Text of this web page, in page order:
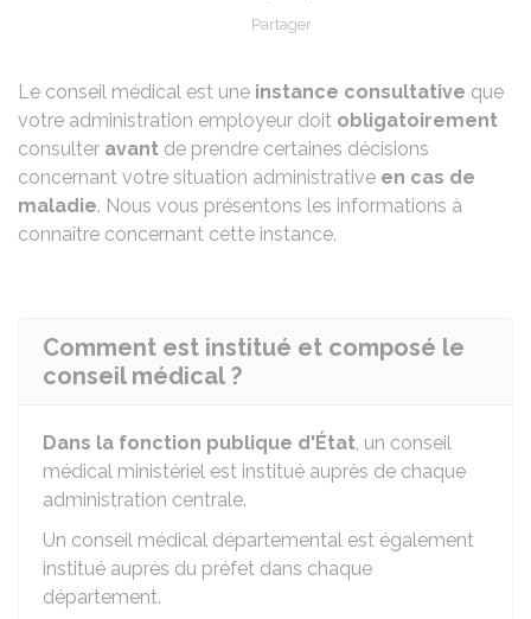
Partager
Le conseil médical est une instance consultative que
votre administration employeur doit obligatoirement
consulter avant de prendre certaines décisions
concernant votre situation administrative en cas de
maladie. Nous vous présentons les informations à
connaître concernant cette instance.
Comment est institué et composé le
conseil médical ?
Dans la fonction publique d'État, un conseil
médical ministériel est institué auprès de chaque
administration centrale.
Un conseil médical départemental est également
institué auprès du préfet dans chaque
département.